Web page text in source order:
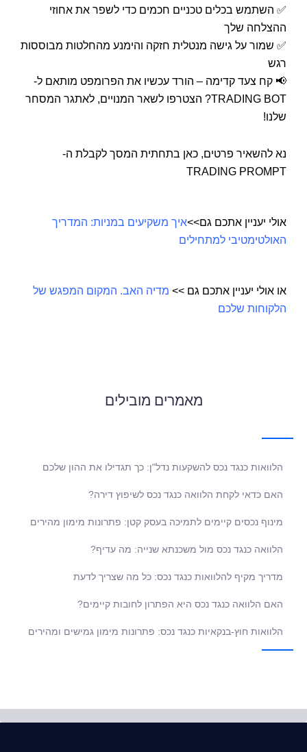
✅ השתמש בכלים טכניים חכמים כדי לשפר את אחוזי
ההצלחה שלך
✅ שמור על גישה מנטלית חזקה והימנע מהחלטות מבוססות
רגש
📢 קח צעד קדימה – הורד עכשיו את הפרומפט מותאם ל-
TRADING BOT? הצטרפו לשאר המנויים, לאתגר המסחר
שלנו!
נא להשאיר פרטים, כאן בתחתית המסך לקבלת ה-
TRADING PROMPT
אולי יעניין אתכם גם>>איך משקיעים במניות: המדריך
האולטימטיבי למתחילים
או אולי יעניין אתכם גם >> מדיה האב. המקום המפגש של
הלקוחות שלכם
מאמרים מובילים
הלוואות כנגד נכס להשקעות נדל"ן: כך תגדילו את ההון שלכם
האם כדאי לקחת הלוואה כנגד נכס לשיפוץ דירה?
מינוף נכסים קיימים לתמיכה בעסק קטן: פתרונות מימון מהירים
הלוואה כנגד נכס מול משכנתא שנייה: מה עדיף?
מדריך מקיף להלוואות כנגד נכס: כל מה שצריך לדעת
האם הלוואה כנגד נכס היא הפתרון לחובות קיימים?
הלוואות חוץ-בנקאיות כנגד נכס: פתרונות מימון גמישים ומהירים